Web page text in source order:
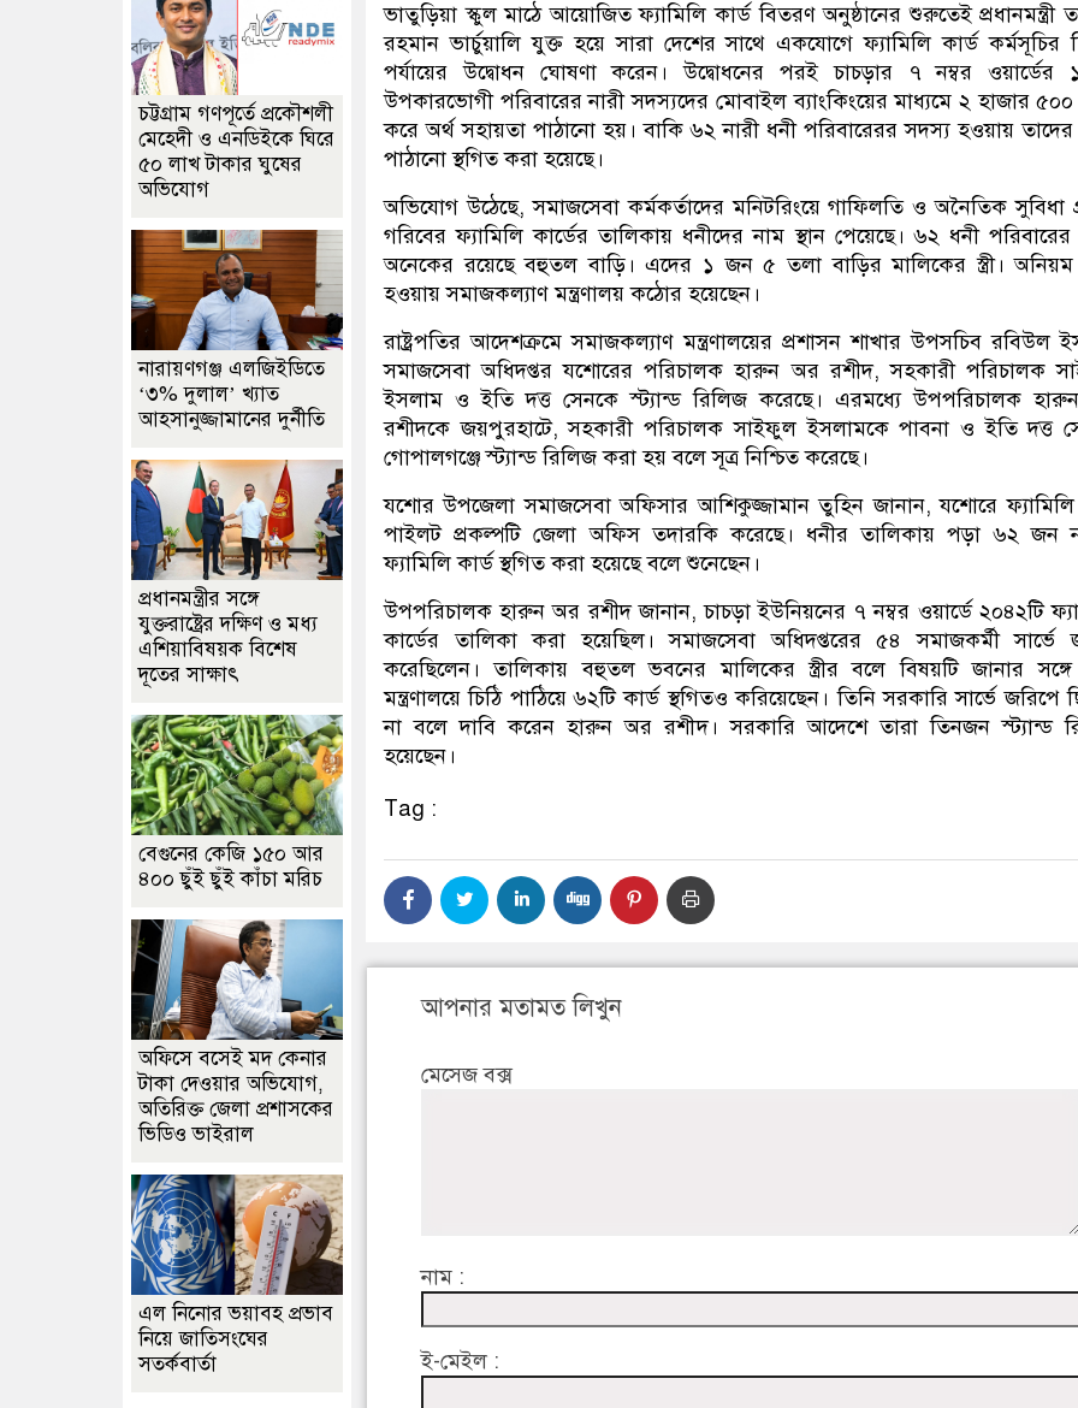
ভাতুড়িয়া স্কুল মাঠে আয়োজিত ফ্যামিলি কার্ড বিতরণ অনুষ্ঠানের শুরুতেই প্রধানমন্ত্রী
রহমান ভার্চুয়ালি যুক্ত হয়ে সারা দেশের সাথে একযোগে ফ্যামিলি কার্ড কর্মসূচির
পর্যায়ের উদ্বোধন ঘোষণা করেন। উদ্বোধনের পরই চাচড়ার ৭ নম্বর ওয়ার্ডের
উপকারভোগী পরিবারের নারী সদস্যদের মোবাইল ব্যাংকিংয়ের মাধ্যমে ২ হাজার ৫০০
করে অর্থ সহায়তা পাঠানো হয়। বাকি ৬২ নারী ধনী পরিবারেরর সদস্য হওয়ায় তাদের
পাঠানো স্থগিত করা হয়েছে।
অভিযোগ উঠেছে, সমাজসেবা কর্মকর্তাদের মনিটরিংয়ে গাফিলতি ও অনৈতিক সুবিধা
গরিবের ফ্যামিলি কার্ডের তালিকায় ধনীদের নাম স্থান পেয়েছে। ৬২ ধনী পরিবারের
অনেকের রয়েছে বহুতল বাড়ি। এদের ১ জন ৫ তলা বাড়ির মালিকের স্ত্রী।
হওয়ায় সমাজকল্যাণ মন্ত্রণালয় কঠোর হয়েছেন।
রাষ্ট্রপতির আদেশক্রমে সমাজকল্যাণ মন্ত্রণালয়ের প্রশাসন শাখার উপসচিব রবিউল
সমাজসেবা অধিদপ্তর যশোরের পরিচালক হারুন অর রশীদ, সহকারী পরিচালক
ইসলাম ও ইতি দত্ত সেনকে স্ট্যান্ড রিলিজ করেছে। এরমধ্যে উপপরিচালক
রশীদকে জয়পুরহাটে, সহকারী পরিচালক সাইফুল ইসলামকে পাবনা ও ইতি দত্ত
গোপালগঞ্জে স্ট্যান্ড রিলিজ করা হয় বলে সূত্র নিশ্চিত করেছে।
যশোর উপজেলা সমাজসেবা অফিসার আশিকুজ্জামান তুহিন জানান, যশোরে ফ্যামিলি
পাইলট প্রকল্পটি জেলা অফিস তদারকি করেছে। ধনীর তালিকায় পড়া ৬২ জন
ফ্যামিলি কার্ড স্থগিত করা হয়েছে বলে শুনেছেন।
উপপরিচালক হারুন অর রশীদ জানান, চাচড়া ইউনিয়নের ৭ নম্বর ওয়ার্ডে ২০৪২টি
কার্ডের তালিকা করা হয়েছিল। সমাজসেবা অধিদপ্তরের ৫৪ সমাজকর্মী সার্ভে
করেছিলেন। তালিকায় বহুতল ভবনের মালিকের স্ত্রীর বলে বিষয়টি জানার সঙ্গে
মন্ত্রণালয়ে চিঠি পাঠিয়ে ৬২টি কার্ড স্থগিতও করিয়েছেন। তিনি সরকারি সার্ভে জরিপে
না বলে দাবি করেন হারুন অর রশীদ। সরকারি আদেশে তারা তিনজন স্ট্যান্ড
হয়েছেন।
Tag :
আপনার মতামত লিখুন
মেসেজ বক্স
নাম :
ই-মেইল :
চট্টগ্রাম গণপূর্তে প্রকৌশলী
মেহেদী ও এনডিইকে ঘিরে
৫০ লাখ টাকার ঘুষের
অভিযোগ
নারায়ণগঞ্জ এলজিইডিতে
‘৩% দুলাল’ খ্যাত
আহসানুজ্জামানের দুর্নীতি
প্রধানমন্ত্রীর সঙ্গে
যুক্তরাষ্ট্রের দক্ষিণ ও মধ্য
এশিয়াবিষয়ক বিশেষ
দূতের সাক্ষাৎ
বেগুনের কেজি ১৫০ আর
৪০০ ছুঁই ছুঁই কাঁচা মরিচ
অফিসে বসেই মদ কেনার
টাকা দেওয়ার অভিযোগ,
অতিরিক্ত জেলা প্রশাসকের
ভিডিও ভাইরাল
এল নিনোর ভয়াবহ প্রভাব
নিয়ে জাতিসংঘের
সতর্কবার্তা